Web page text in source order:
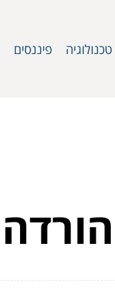
טכנולוגיה פיננסים